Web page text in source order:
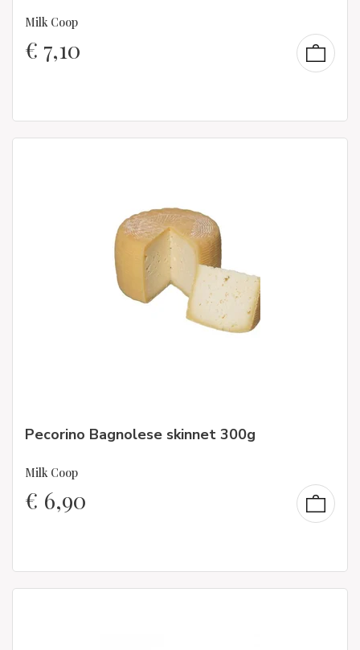
Milk Coop
€ 7,10
Pecorino Bagnolese skinnet 300g
Milk Coop
€ 6,90